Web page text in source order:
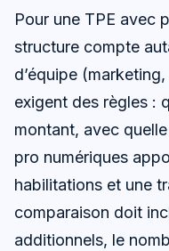
Pour une TPE avec
structure compte
d’équipe
exigent des règles :
montant, avec
pro numériques
habilitations et une
comparaison doit
additionnels, le